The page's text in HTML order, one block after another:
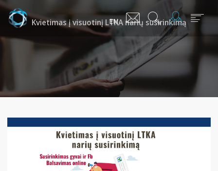
EN
Kvietimas į visuotinį LTKA narių susirinkimą